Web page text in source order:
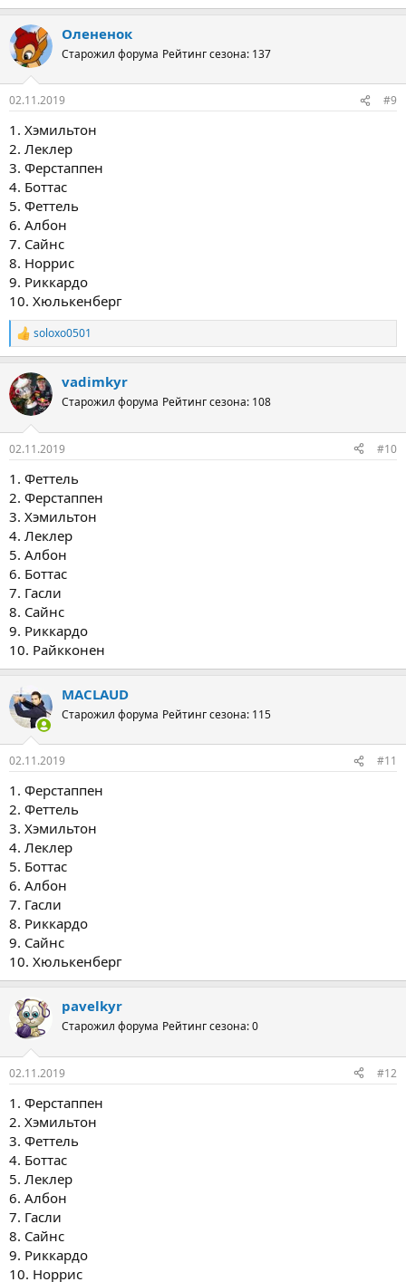
Олененок
Старожил форума Рейтинг сезона: 137
02.11.2019 #9
1. Хэмильтон
2. Леклер
3. Ферстаппен
4. Боттас
5. Феттель
6. Албон
7. Сайнс
8. Норрис
9. Риккардо
10. Хюлькенберг
Р
е
к
ц
и
soloxo0501
vadimkyr
Старожил форума Рейтинг сезона: 108
02.11.2019 #10
1. Феттель
2. Ферстаппен
3. Хэмильтон
4. Леклер
5. Албон
6. Боттас
7. Гасли
8. Сайнс
9. Риккардо
10. Райкконен
MACLAUD
Старожил форума Рейтинг сезона: 115
02.11.2019 #11
1. Ферстаппен
2. Феттель
3. Хэмильтон
4. Леклер
5. Боттас
6. Албон
7. Гасли
8. Риккардо
9. Сайнс
10. Хюлькенберг
pavelkyr
Старожил форума Рейтинг сезона: 0
02.11.2019 #12
1. Ферстаппен
2. Хэмильтон
3. Феттель
4. Боттас
5. Леклер
6. Албон
7. Гасли
8. Сайнс
9. Риккардо
10. Норрис